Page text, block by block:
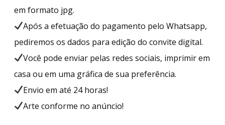
em formato jpg.
Após a efetuação do pagamento pelo Whatsapp,
pediremos os dados para edição do convite digital.
Você pode enviar pelas redes sociais, imprimir em
casa ou em uma gráfica de sua preferência.
Envio em até 24 horas!
Arte conforme no anúncio!